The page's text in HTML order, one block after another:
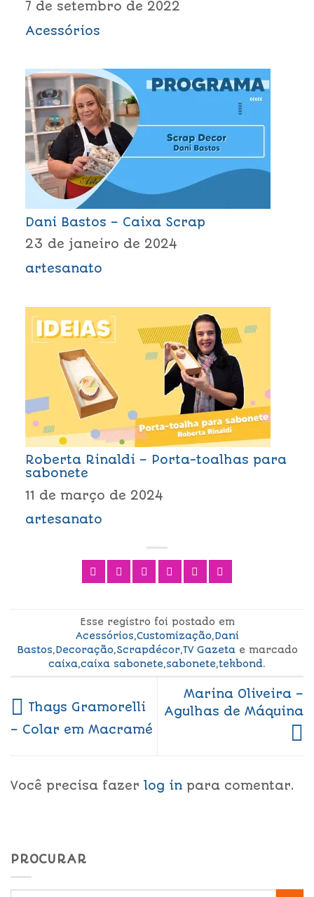
7 de setembro de 2022
Acessórios
Dani Bastos – Caixa Scrap
23 de janeiro de 2024
artesanato
Roberta Rinaldi – Porta-toalhas para
sabonete
11 de março de 2024
artesanato
Esse registro foi postado em
Acessórios,Customização,Dani
Bastos,Decoração,Scrapdécor,TV Gazetae marcado
caixa,caixa sabonete,sabonete,tekbond.
Thays Gramorelli
– Colar em Macramé
Marina Oliveira –
Agulhas de Máquina
Você precisa fazer log in para comentar.
PROCURAR